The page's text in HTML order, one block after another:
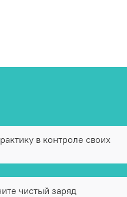
в контроле своих
чистый заряд